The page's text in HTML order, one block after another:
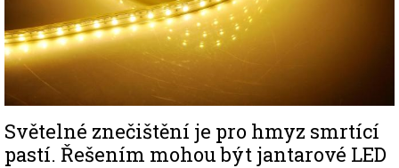
Světelné znečištění je pro hmyz smrtící
pastí. Řešením mohou být jantarové LED